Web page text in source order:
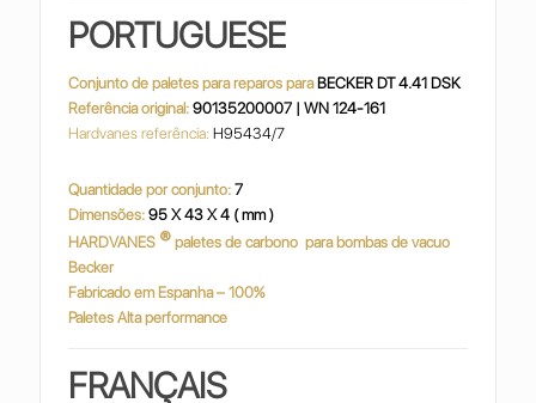
PORTUGUESE
Conjunto de paletes para reparos para BECKER DT 4.41 DSK
Referência original: 90135200007 | WN 124-161
Hardvanes referência: H95434/7
Quantidade por conjunto: 7
Dimensões:95 X 43 X 4 ( mm )
HARDVANES ® paletes de carbono para bombas de vacuo
Becker
Fabricado em Espanha – 100%
Paletes Alta performance
FRANÇAIS